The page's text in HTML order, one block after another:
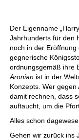
Der Eigenname
Jahrhunderts für den
noch in der
gegnerische
ordnungsgemäß ihre
Aronian ist in der
Konzepts. Wer gegen
damit rechnen, dass
auftaucht, um die
Alles schon
Gehen wir zurück ins